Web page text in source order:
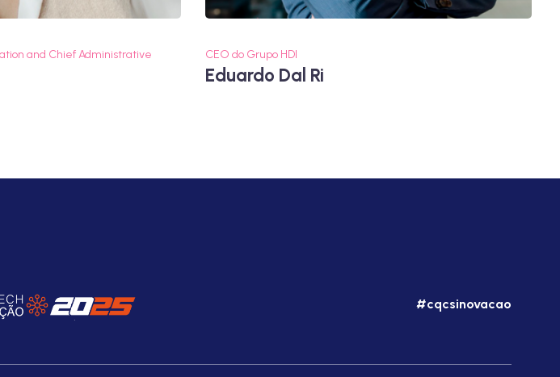
and Chief Administrative
CEO do Grupo HDI
Eduardo Dal Ri
#cqcsinovacao